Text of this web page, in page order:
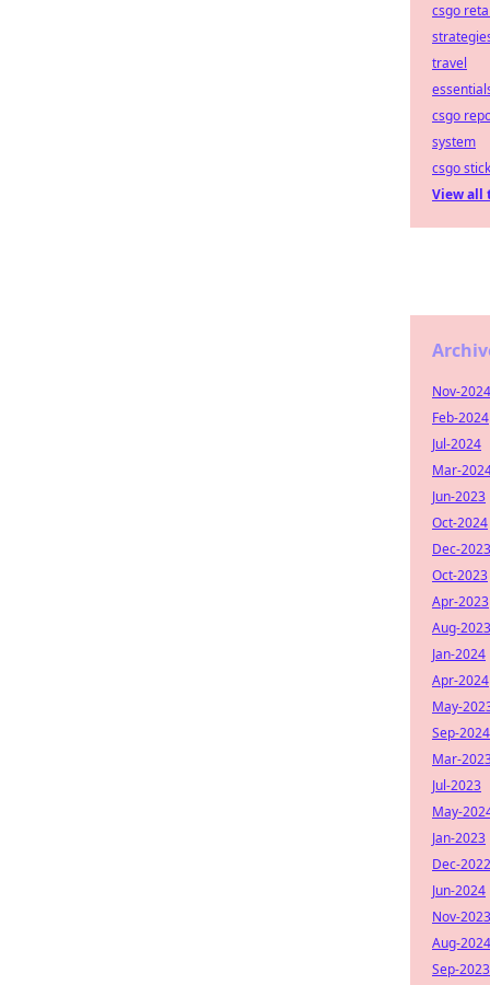
csgo
travel
csgo
system
csgo
View all
Nov-2024
Feb-2024
Jul-2024
Mar-
Jun-2023
Oct-2024
Dec-2023
Oct-2023
Apr-2023
Aug-2023
Jan-2024
Apr-2024
May-
Sep-2024
Mar-
Jul-2023
May-
Jan-2023
Dec-2022
Jun-2024
Nov-2023
Aug-2024
Sep-2023